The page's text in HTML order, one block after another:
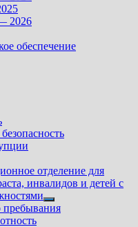
2026
обеспечение
отделение для
инвалидов и детей с
Показать
подменю
пребывания